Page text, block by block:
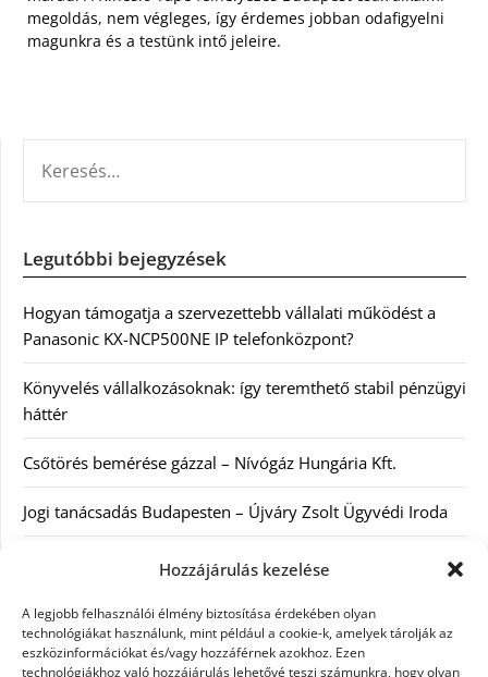
Hozzájárulás kezelése
A legjobb felhasználói élmény biztosítása érdekében olyan
technológiákat használunk, mint például a cookie-k, amelyek tárolják az
eszközinformációkat és/vagy hozzáférnek azokhoz. Ezen
technológiákhoz való hozzájárulás lehetővé teszi számunkra, hogy olyan
megoldás, nem végleges, így érdemes jobban odafigyelni
magunkra és a testünk intő jeleire.
Legutóbbi bejegyzések
Hogyan támogatja a szervezettebb vállalati működést a
Panasonic KX-NCP500NE IP telefonközpont?
Könyvelés vállalkozásoknak: így teremthető stabil pénzügyi
háttér
Csőtörés bemérése gázzal – Nívógáz Hungária Kft.
Jogi tanácsadás Budapesten – Újváry Zsolt Ügyvédi Iroda
Arckrémek – mit érdemes tudni az öregedés lassításáról és
Kategóriák